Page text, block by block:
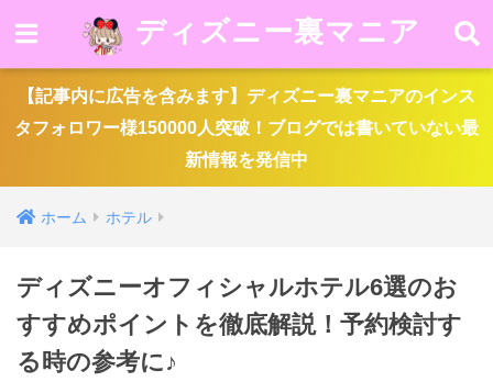
ディズニー裏マニア
【記事内に広告を含みます】ディズニー裏マニアのインス
タフォロワー様150000人突破！ブログでは書いていない最
新情報を発信中
ホーム ホテル
ディズニーオフィシャルホテル6選のお
すすめポイントを徹底解説！予約検討す
る時の参考に♪